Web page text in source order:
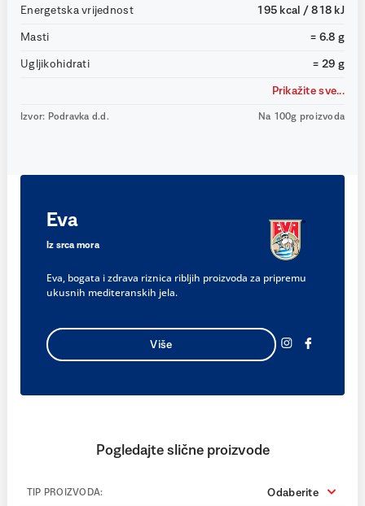
Energetska vrijednost 195 kcal / 818 kJ
Masti = 6.8 g
Ugljikohidrati = 29 g
Prikažite sve...
Izvor: Podravka d.d. Na 100g proizvoda
Eva
Iz srca mora
Eva, bogata i zdrava riznica ribljih proizvoda za pripremu
ukusnih mediteranskih jela.
Više
Pogledajte slične proizvode
TIP PROIZVODA: Odaberite